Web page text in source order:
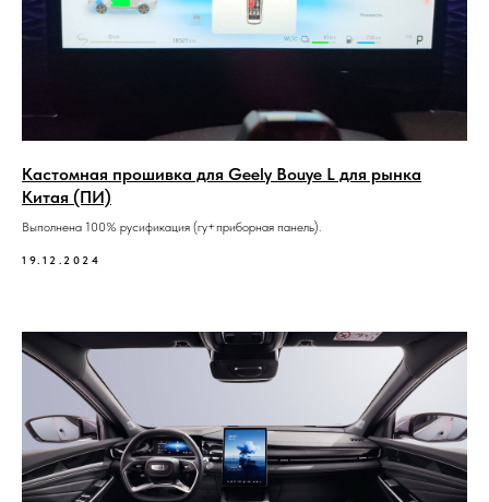
Кастомная прошивка для Geely Bouye L для рынка
Китая (ПИ)
Выполнена 100% русификация (гу+приборная панель).
19.12.2024